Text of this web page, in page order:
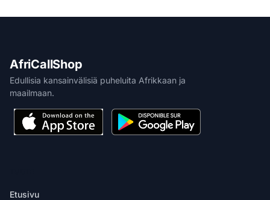
AfriCallShop
Edullisia kansainvälisiä puheluita Afrikkaan ja
maailmaan.
Etusivu